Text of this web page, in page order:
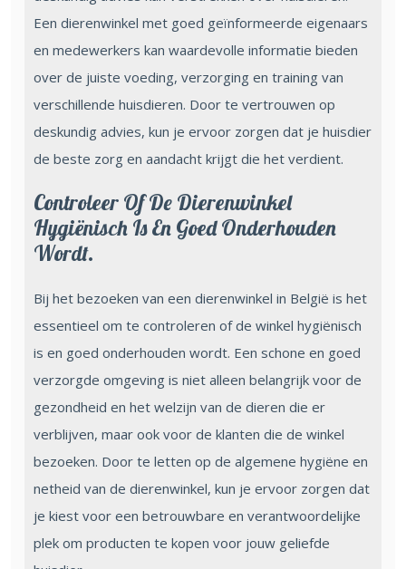
Een dierenwinkel met goed geïnformeerde eigenaars
en medewerkers kan waardevolle informatie bieden
over de juiste voeding, verzorging en training van
verschillende huisdieren. Door te vertrouwen op
deskundig advies, kun je ervoor zorgen dat je huisdier
de beste zorg en aandacht krijgt die het verdient.
Controleer Of De Dierenwinkel
Hygiënisch Is En Goed Onderhouden
Wordt.
Bij het bezoeken van een dierenwinkel in België is het
essentieel om te controleren of de winkel hygiënisch
is en goed onderhouden wordt. Een schone en goed
verzorgde omgeving is niet alleen belangrijk voor de
gezondheid en het welzijn van de dieren die er
verblijven, maar ook voor de klanten die de winkel
bezoeken. Door te letten op de algemene hygiëne en
netheid van de dierenwinkel, kun je ervoor zorgen dat
je kiest voor een betrouwbare en verantwoordelijke
plek om producten te kopen voor jouw geliefde